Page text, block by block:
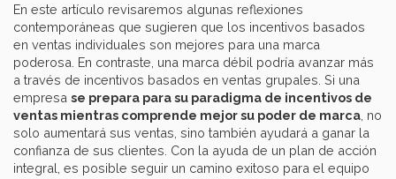
En este artículo revisaremos algunas reflexiones
contemporáneas que sugieren que los incentivos basados
en ventas individuales son mejores para una marca
poderosa. En contraste, una marca débil podría avanzar más
a través de incentivos basados en ventas grupales. Si una
empresa se prepara para su paradigma de incentivos de
ventas mientras comprende mejor su poder de marca , no
solo aumentará sus ventas, sino también ayudará a ganar la
confianza de sus clientes. Con la ayuda de un plan de acción
integral, es posible seguir un camino exitoso para el equipo